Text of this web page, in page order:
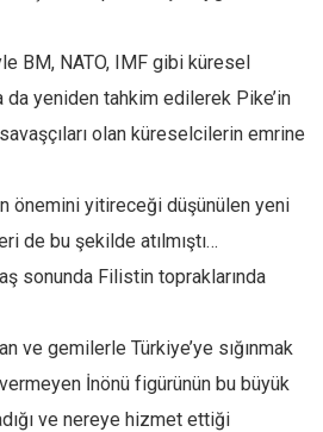
BM, NATO, IMF gibi küresel
da yeniden tahkim edilerek Pike’in
olan küreselcilerin emrine
önemini yitireceği düşünülen yeni
de bu şekilde atılmıştı…
sonunda Filistin topraklarında
ve gemilerle Türkiye’ye sığınmak
İnönü figürünün bu büyük
ve nereye hizmet ettiği